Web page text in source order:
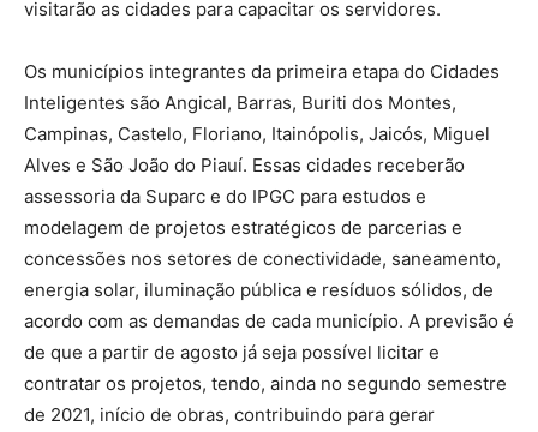
visitarão as cidades para capacitar os servidores.
Os municípios integrantes da primeira etapa do Cidades
Inteligentes são Angical, Barras, Buriti dos Montes,
Campinas, Castelo, Floriano, Itainópolis, Jaicós, Miguel
Alves e São João do Piauí. Essas cidades receberão
assessoria da Suparc e do IPGC para estudos e
modelagem de projetos estratégicos de parcerias e
concessões nos setores de conectividade, saneamento,
energia solar, iluminação pública e resíduos sólidos, de
acordo com as demandas de cada município. A previsão é
de que a partir de agosto já seja possível licitar e
contratar os projetos, tendo, ainda no segundo semestre
de 2021, início de obras, contribuindo para gerar